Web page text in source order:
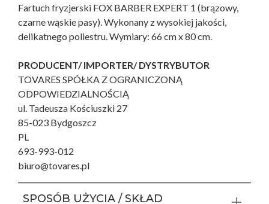
Fartuch fryzjerski FOX BARBER EXPERT 1 (brązowy,
czarne wąskie pasy). Wykonany z wysokiej jakości,
delikatnego poliestru. Wymiary: 66 cm x 80 cm.
PRODUCENT/ IMPORTER/ DYSTRYBUTOR
TOVARES SPÓŁKA Z OGRANICZONĄ
ODPOWIEDZIALNOŚCIĄ
ul. Tadeusza Kościuszki 27
85-023 Bydgoszcz
PL
693-993-012
biuro@tovares.pl
SPOSÓB UŻYCIA / SKŁAD